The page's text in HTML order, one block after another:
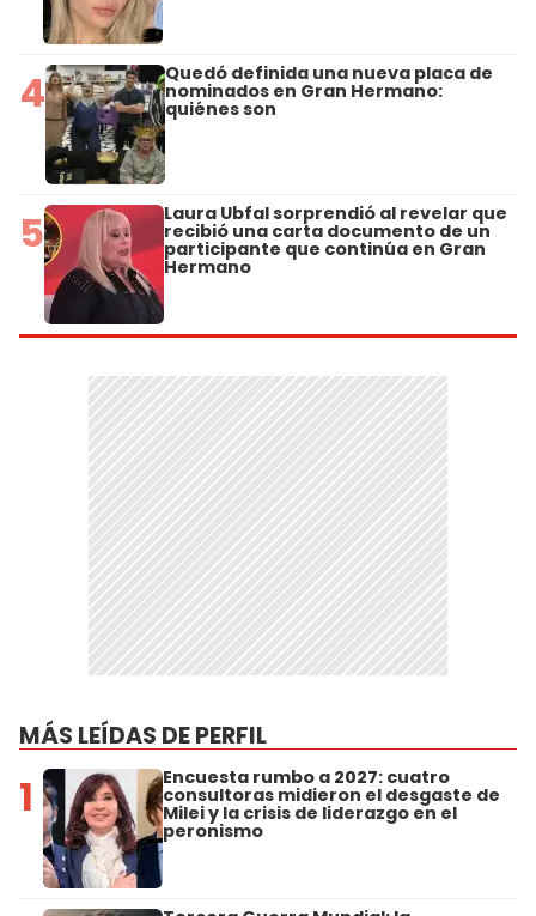
4 Quedó definida una nueva placa de
nominados en Gran Hermano:
quiénes son
5 Laura Ubfal sorprendió al revelar que
recibió una carta documento de un
participante que continúa en Gran
Hermano
MÁS LEÍDAS DE PERFIL
1 Encuesta rumbo a 2027: cuatro
consultoras midieron el desgaste de
Milei y la crisis de liderazgo en el
peronismo